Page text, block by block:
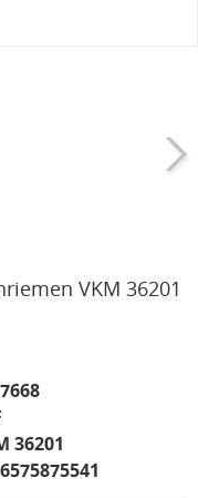
VKM 36201
36201